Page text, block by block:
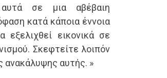
αυτά σε μια αβέβαιη
κατά κάποια έννοια
εικονικά σε
Σκεφτείτε λοιπόν
ανακάλυψης αυτής. »